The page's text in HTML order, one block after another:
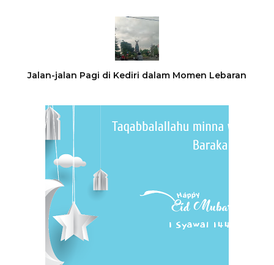
Jalan-jalan Pagi di Kediri dalam Momen Lebaran